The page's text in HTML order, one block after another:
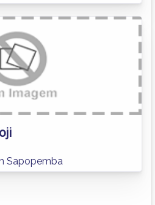
Sapopemba